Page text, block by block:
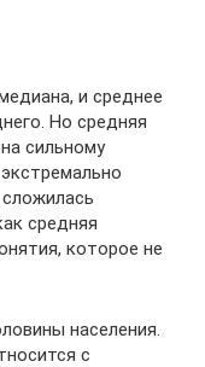
и среднее
Но средняя
сильному
средняя
которое не
населения.
с